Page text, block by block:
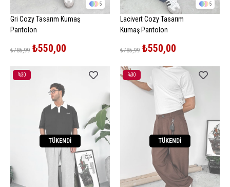
5
Gri Cozy Tasarım Kumaş
Pantolon
₺550,00
₺785,99
5
Lacivert Cozy Tasarım
Kumaş Pantolon
₺550,00
₺785,99
%30
TÜKENDI
%30
İndirim
TÜKENDI